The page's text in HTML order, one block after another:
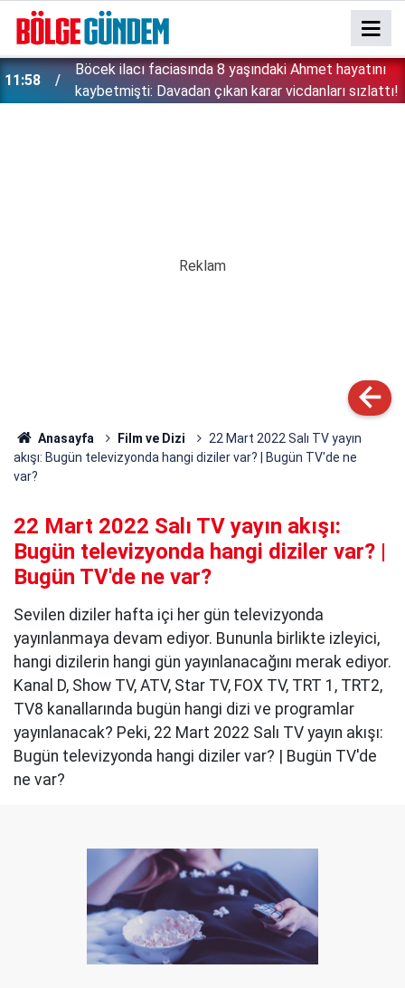
11:58
Böcek ilacı faciasında 8 yaşındaki Ahmet hayatını
kaybetmişti: Davadan çıkan karar vicdanları sızlattı!
Anasayfa Film ve Dizi
22 Mart 2022 Salı TV yayın
akışı: Bugün televizyonda hangi diziler var? | Bugün TV'de ne
var?
22 Mart 2022 Salı TV yayın akışı:
Bugün televizyonda hangi diziler var? |
Bugün TV'de ne var?
Sevilen diziler hafta içi her gün televizyonda
yayınlanmaya devam ediyor. Bununla birlikte izleyici,
hangi dizilerin hangi gün yayınlanacağını merak ediyor.
Kanal D, Show TV, ATV, Star TV, FOX TV, TRT 1, TRT2,
TV8 kanallarında bugün hangi dizi ve programlar
yayınlanacak? Peki, 22 Mart 2022 Salı TV yayın akışı:
Bugün televizyonda hangi diziler var? | Bugün TV'de
ne var?